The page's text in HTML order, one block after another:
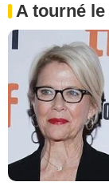
A tourné